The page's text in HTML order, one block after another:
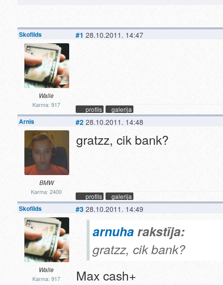
Skofilds
Walle
Karma: 917
#1 28.10.2011. 14:47
profils galerija
Arnis
BMW
Karma: 2400
#2 28.10.2011. 14:48
gratzz, cik bank?
profils galerija
Skofilds
Walle
Karma: 917
#3 28.10.2011. 14:49
arnuharakstīja:
gratzz, cik bank?
Max cash+